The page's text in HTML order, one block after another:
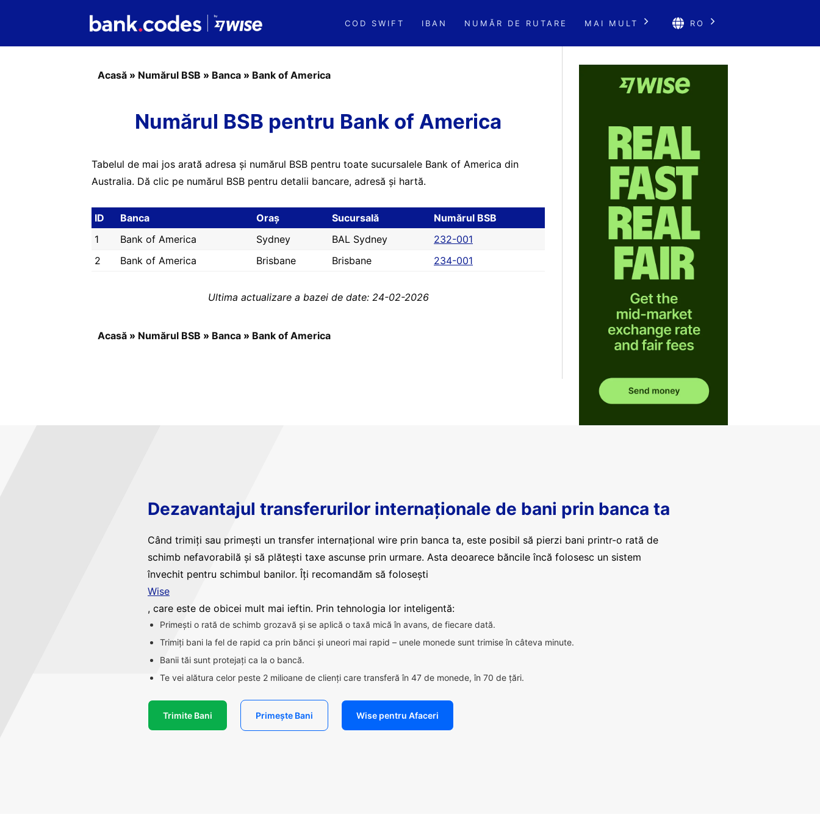
COD SWIFT IBAN NUMĂR DE RUTARE MAI MULT RO
Acasă » Numărul BSB » Banca » Bank of America
Numărul BSB pentru Bank of America
Tabelul de mai jos arată adresa și numărul BSB pentru toate sucursalele Bank of America din
Australia. Dă clic pe numărul BSB pentru detalii bancare, adresă și hartă.
ID Banca Oraș Sucursală
Numărul BSB
1
Bank of America Sydney BAL Sydney
232-001
2
Bank of America Brisbane Brisbane 234-001
Ultima actualizare a bazei de date: 24-02-2026
Acasă » Numărul BSB » Banca » Bank of America
Dezavantajul transferurilor internaționale de bani prin banca ta
Când trimiți sau primești un transfer internațional wire prin banca ta, este posibil să pierzi bani printr-o rată de
schimb nefavorabilă și să plătești taxe ascunse prin urmare. Asta deoarece băncile încă folosesc un sistem
învechit pentru schimbul banilor. Îți recomandăm să folosești
Wise
, care este de obicei mult mai ieftin. Prin tehnologia lor inteligentă:
Primești o rată de schimb grozavă și se aplică o taxă mică în avans, de fiecare dată.
Trimiți bani la fel de rapid ca prin bănci și uneori mai rapid – unele monede sunt trimise în câteva minute.
Banii tăi sunt protejați ca la o bancă.
Te vei alătura celor peste 2 milioane de clienți care transferă în 47 de monede, în 70 de țări.
Trimite Bani Primește Bani Wise pentru Afaceri